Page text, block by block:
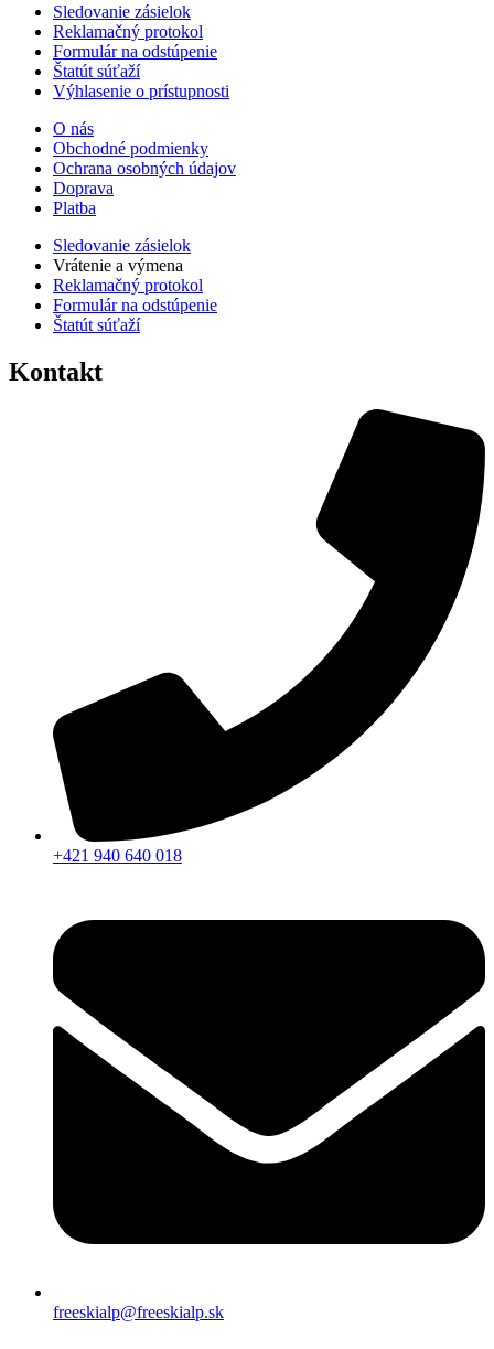
Sledovanie zásielok
Reklamačný protokol
Formulár na odstúpenie
Štatút súťaží
Výhlasenie o prístupnosti
O nás
Obchodné podmienky
Ochrana osobných údajov
Doprava
Platba
Sledovanie zásielok
Vrátenie a výmena
Reklamačný protokol
Formulár na odstúpenie
Štatút súťaží
Kontakt
+421 940 640 018
freeskialp@freeskialp.sk